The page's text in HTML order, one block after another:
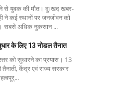
से युवक की मौत। दुःखद खबर-
ने कई स्थानों पर जनजीवन को
सबसे अधिक नुकसान ...
के लिए 13 नोडल तैनात
को सुधारने का प्रयास। 13
केंद्र एवं राज्य सरकार